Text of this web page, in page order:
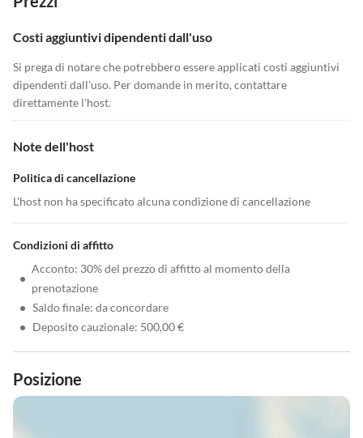
Costi aggiuntivi dipendenti dall'uso
Si prega di notare che potrebbero essere applicati costi aggiuntivi
dipendenti dall'uso. Per domande in merito, contattare
direttamente l'host.
Note dell'host
Politica di cancellazione
L'host non ha specificato alcuna condizione di cancellazione
Condizioni di affitto
•
Acconto: 30% del prezzo di affitto al momento della
prenotazione
• Saldo finale: da concordare
• Deposito cauzionale: 500,00 €
Posizione